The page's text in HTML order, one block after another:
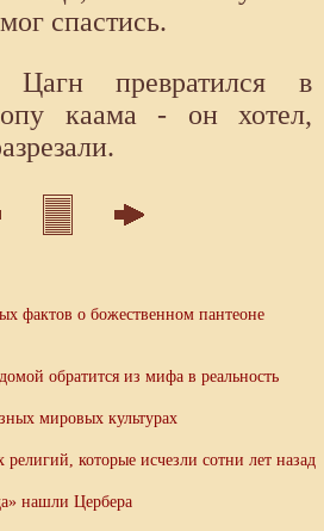
спастись.
превратился в
каама - он хотел,
фактов о божественном пантеоне
обратится из мифа в реальность
мировых культурах
религий, которые исчезли сотни лет назад
нашли Цербера